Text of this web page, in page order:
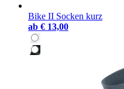
Bike II Socken kurz
ab € 13,00